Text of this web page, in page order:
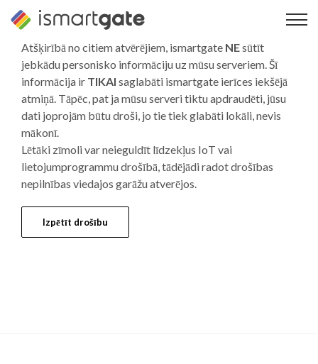
Pāriet
saturuAtšķirībā no citiem atvērējiem, ismartgate NEsūtīt
jebkādu personisko informāciju uz mūsu serveriem. Šī
informācija ir TIKAI saglabāti ismartgate ierīces iekšējā
atmiņā. Tāpēc, pat ja mūsu serveri tiktu apdraudēti, jūsu
dati joprojām būtu droši, jo tie tiek glabāti lokāli, nevis
mākonī.
Lētāki zīmoli var neieguldīt līdzekļus IoT vai
lietojumprogrammu drošībā, tādējādi radot drošības
nepilnības viedajos garāžu atverējos.
Izpētīt drošību